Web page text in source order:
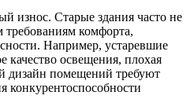
износ. Старые здания часто не
требованиям комфорта,
Например, устаревшие
качество освещения, плохая
дизайн помещений требуют
конкурентоспособности